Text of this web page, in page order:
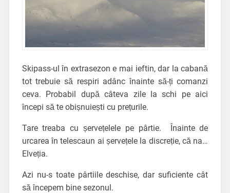
Skipass-ul în extrasezon e mai ieftin, dar la cabană
tot trebuie să respiri adânc înainte să-ți comanzi
ceva. Probabil după câteva zile la schi pe aici
începi să te obișnuiești cu prețurile.
Tare treaba cu șervețelele pe pârtie. Înainte de
urcarea în telescaun ai șervețele la discreție, că na…
Elveția.
Azi nu-s toate pârtiile deschise, dar suficiente cât
să începem bine sezonul.